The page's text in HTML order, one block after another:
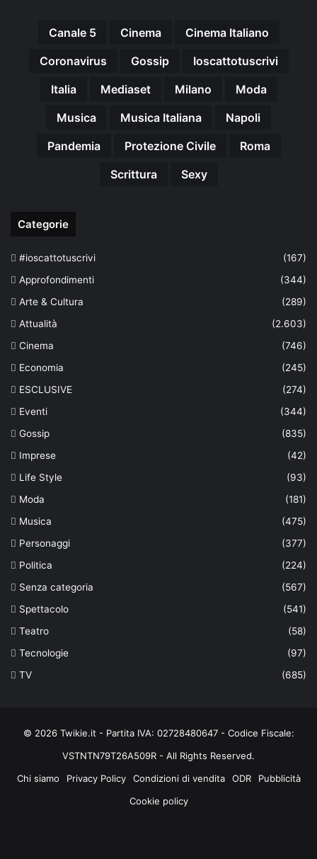
Canale 5 Cinema
Cinema Italiano
Coronavirus
Gossip
Ioscattotuscrivi
Italia
Mediaset Milano
Moda
Musica
Musica Italiana
Napoli
Pandemia
Protezione Civile
Roma
Scrittura
Sexy
Categorie
#ioscattotuscrivi
(167)
Approfondimenti
(344)
Arte & Cultura
(289)
Attualità
(2.603)
Cinema
(746)
Economia
(245)
ESCLUSIVE
(274)
Eventi
(344)
Gossip
(835)
Imprese
(42)
Life Style
(93)
Moda
(181)
Musica
(475)
Personaggi
(377)
Politica
(224)
Senza categoria
(567)
Spettacolo
(541)
Teatro
(58)
Tecnologie
(97)
TV
(685)
© 2026 Twikie.it - Partita IVA: 02728480647 - Codice Fiscale:
VSTNTN79T26A509R - All Rights Reserved.
Chi siamo
Privacy Policy Condizioni di vendita ODR
Pubblicità
Cookie policy